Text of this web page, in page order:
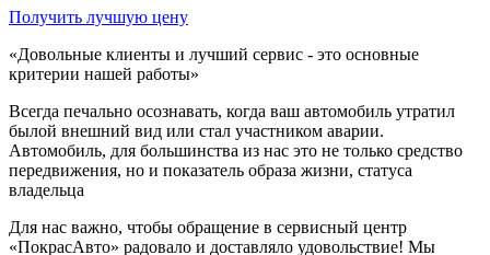
Получить лучшую цену
«Довольные клиенты и лучший сервис - это основные
критерии нашей работы»
Всегда печально осознавать, когда ваш автомобиль утратил
былой внешний вид или стал участником аварии.
Автомобиль, для большинства из нас это не только средство
передвижения, но и показатель образа жизни, статуса
владельца
Для нас важно, чтобы обращение в сервисный центр
«ПокрасАвто» радовало и доставляло удовольствие! Мы